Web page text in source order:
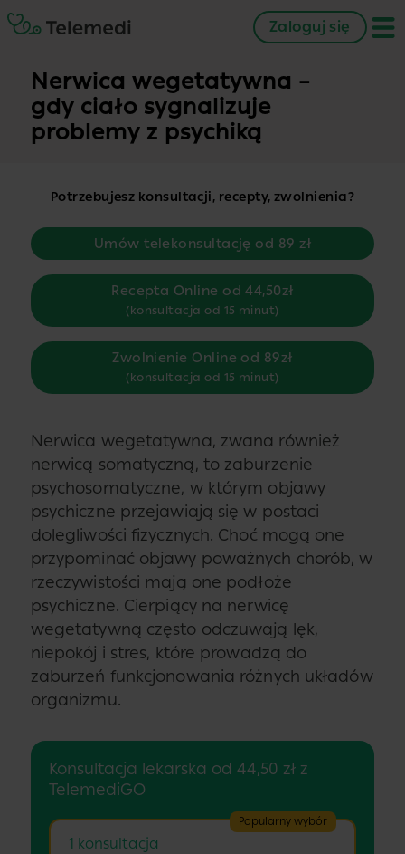
Zaloguj się
Nerwica wegetatywna –
gdy ciało sygnalizuje
problemy z psychiką
Potrzebujesz konsultacji, recepty, zwolnienia?
Umów telekonsultację od 89 zł
Recepta Online od 44,50zł
(konsultacja od 15 minut)
Zwolnienie Online od 89zł
(konsultacja od 15 minut)
Nerwica wegetatywna, zwana również
nerwicą somatyczną, to zaburzenie
psychosomatyczne, w którym objawy
psychiczne przejawiają się w postaci
dolegliwości fizycznych. Choć mogą one
przypominać objawy poważnych chorób, w
rzeczywistości mają one podłoże
psychiczne. Cierpiący na nerwicę
wegetatywną często odczuwają lęk,
niepokój i stres, które prowadzą do
zaburzeń funkcjonowania różnych układów
organizmu.
Konsultacja lekarska od 44,50 zł z
TelemediGO
Popularny wybór
1 konsultacja